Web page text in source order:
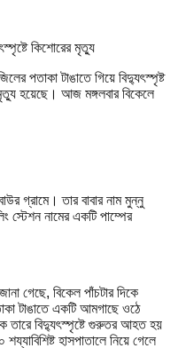
পতাকা টাঙাতে গিয়ে বিদ্যুৎস্পৃষ্ট
হয়েছে। আজ মঙ্গলবার বিকেলে
গ্রামে। তার বাবার নাম মুন্নু
স্টেশন নামের একটি পাম্পের
গেছে, বিকেল পাঁচটার দিকে
টাঙাতে একটি আমগাছে ওঠে
তারে বিদ্যুৎস্পৃষ্টে গুরুতর আহত হয়
হাসপাতালে নিয়ে গেলে